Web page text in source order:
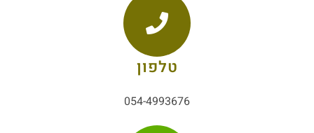
טלפון
054-4993676